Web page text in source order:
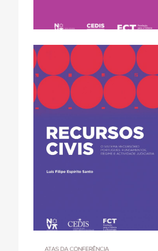
Português.
Fundamentos, Regime e
Actividade Judiciária
FULL TEXT AVAILABLE -
CLICK HERE FOR OPEN
ACCESS